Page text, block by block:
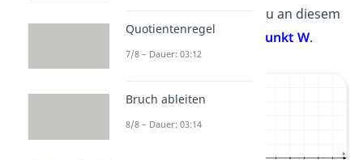
Rechtskurve wird. Genau an diesem
Punkt liegt derWendepunkt W.
Quotientenregel
7/8 – Dauer: 03:12
Bruch ableiten
8/8 – Dauer: 03:14